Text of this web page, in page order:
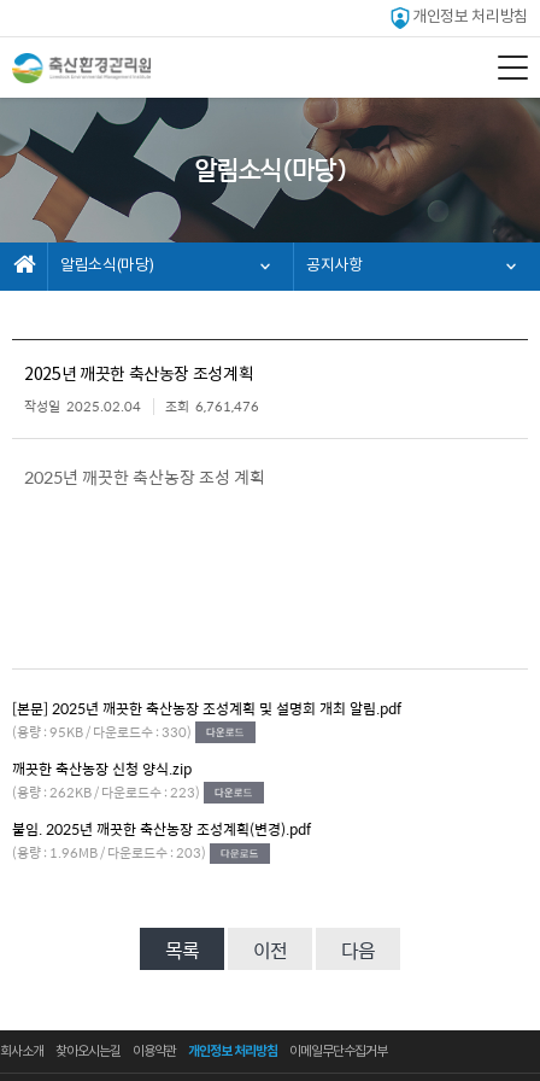
개인정보 처리방침
알림소식(마당)
알림소식(마당) 공지사항
2025년 깨끗한 축산농장 조성계획
작성일 2025.02.04 조회 6,761,476
2025년 깨끗한 축산농장 조성 계획
[본문] 2025년 깨끗한 축산농장 조성계획 및 설명회 개최 알림.pdf
(용량 : 95KB / 다운로드수 : 330)
깨끗한 축산농장 신청 양식.zip
(용량 : 262KB / 다운로드수 : 223)
붙임. 2025년 깨끗한 축산농장 조성계획(변경).pdf
(용량 : 1.96MB / 다운로드수 : 203)
목록 이전 다음
회사소개 찾아오시는길 이용약관 개인정보 처리방침 이메일무단수집거부